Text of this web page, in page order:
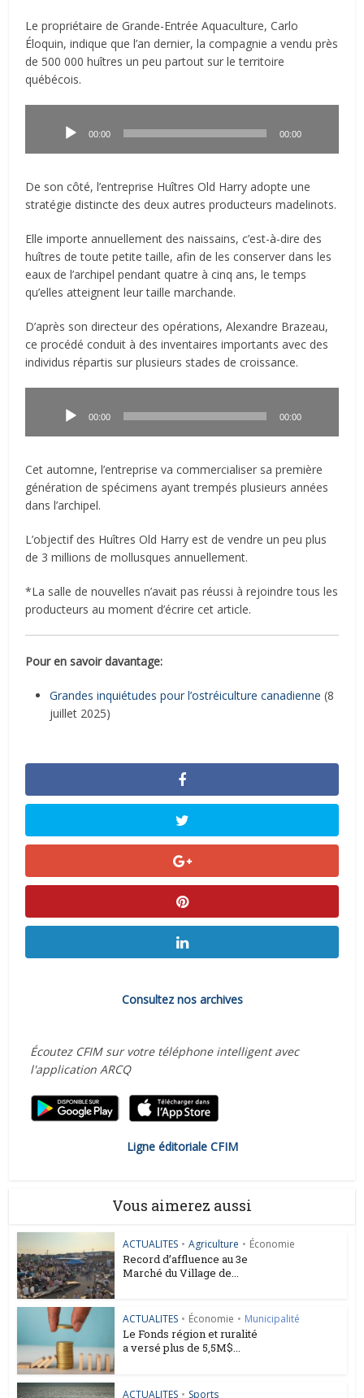
Le propriétaire de Grande-Entrée Aquaculture, Carlo
Éloquin, indique que l’an dernier, la compagnie a vendu près
de 500 000 huîtres un peu partout sur le territoire
québécois.
00:00 00:00
De son côté, l’entreprise Huîtres Old Harry adopte une
stratégie distincte des deux autres producteurs madelinots.
Elle importe annuellement des naissains, c’est-à-dire des
huîtres de toute petite taille, afin de les conserver dans les
eaux de l’archipel pendant quatre à cinq ans, le temps
qu’elles atteignent leur taille marchande.
D’après son directeur des opérations, Alexandre Brazeau,
ce procédé conduit à des inventaires importants avec des
individus répartis sur plusieurs stades de croissance.
00:00 00:00
Cet automne, l’entreprise va commercialiser sa première
génération de spécimens ayant trempés plusieurs années
dans l’archipel.
L’objectif des Huîtres Old Harry est de vendre un peu plus
de 3 millions de mollusques annuellement.
*La salle de nouvelles n’avait pas réussi à rejoindre tous les
producteurs au moment d’écrire cet article.
Pour en savoir davantage:
Grandes inquiétudes pour l’ostréiculture canadienne (8
juillet 2025)
Consultez nos archives
Écoutez CFIM sur votre téléphone intelligent avec
l'application ARCQ
Ligne éditoriale CFIM
Vous aimerez aussi
ACTUALITES • Agriculture • Économie
Record d’affluence au 3e
Marché du Village de...
ACTUALITES • Économie • Municipalité
Le Fonds région et ruralité
a versé plus de 5,5M$...
ACTUALITES • Sports